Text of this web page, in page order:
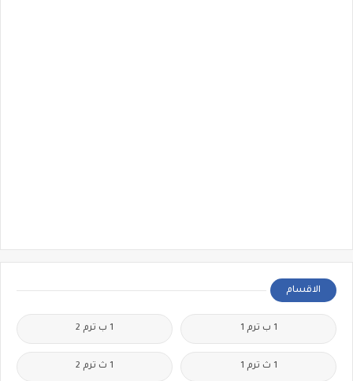
الاقسام
1 ب ترم 1 1 ب ترم 2
1 ث ترم 1 1 ث ترم 2